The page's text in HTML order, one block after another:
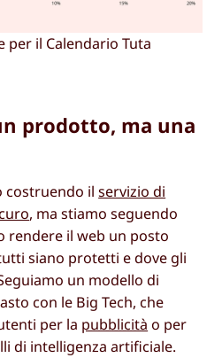
per il Calendario Tuta
prodotto, ma una
costruendo ilservizio di
, ma stiamo seguendo
rendere il web un posto
siano protetti e dove gli
un modello di
con le Big Tech, che
per la pubblicità o per
di intelligenza artificiale.